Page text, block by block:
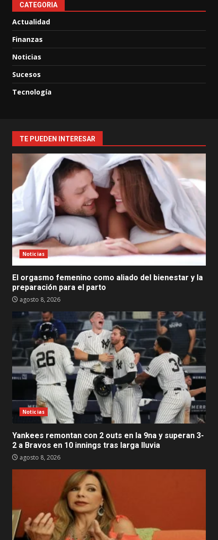
CATEGORIA
Actualidad
Finanzas
Noticias
Sucesos
Tecnología
TE PUEDEN INTERESAR
Noticias
El orgasmo femenino como aliado del bienestar y la
preparación para el parto
agosto 8, 2026
Noticias
Yankees remontan con 2 outs en la 9na y superan 3-
2 a Bravos en 10 innings tras larga lluvia
agosto 8, 2026